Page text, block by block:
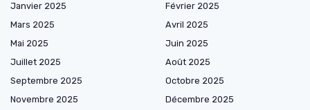
Janvier 2025
Février 2025
Mars 2025
Avril 2025
Mai 2025
Juin 2025
Juillet 2025
Août 2025
Septembre 2025
Octobre 2025
Novembre 2025
Décembre 2025